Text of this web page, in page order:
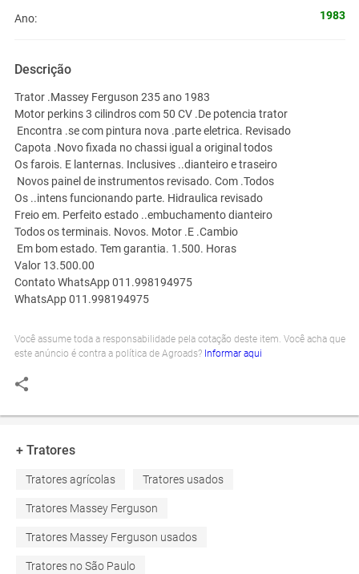
Ano: 1983
Descrição
Trator .Massey Ferguson 235 ano 1983
Motor perkins 3 cilindros com 50 CV .De potencia trator
Encontra .se com pintura nova .parte eletrica. Revisado
Capota .Novo fixada no chassi igual a original todos
Os farois. E lanternas. Inclusives ..dianteiro e traseiro
Novos painel de instrumentos revisado. Com .Todos
Os ..intens funcionando parte. Hidraulica revisado
Freio em. Perfeito estado ..embuchamento dianteiro
Todos os terminais. Novos. Motor .E .Cambio
Em bom estado. Tem garantia. 1.500. Horas
Valor 13.500.00
Contato WhatsApp 011.998194975
WhatsApp 011.998194975
Você assume toda a responsabilidade pela cotação deste item. Você acha que
este anúncio é contra a política de Agroads? Informar aqui
+ Tratores
Tratores agrícolas Tratores usados
Tratores Massey Ferguson
Tratores Massey Ferguson usados
Tratores no São Paulo